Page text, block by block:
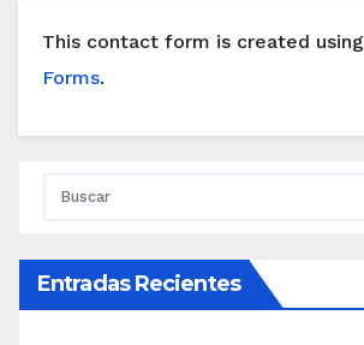
This contact form is created using
Forms.
Entradas Recientes